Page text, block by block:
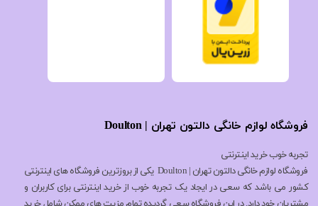
فروشگاه لوازم خانگی دالتون تهران | Doulton
تجربه خوب خرید اینترنتی
فروشگاه لوازم خانگی دالتون تهران | Doulton یکی از بروزترین فروشگاه های اینترنتی
کشور می باشد که سعی در ایجاد یک تجربه خوب از خرید اینترنتی برای کاربران و